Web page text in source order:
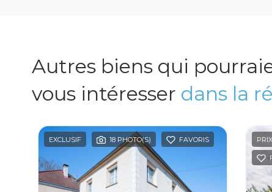
Autres biens qui
vous intéresser dans la
EXCLUSIF 18 PHOTO(S) FAVORIS